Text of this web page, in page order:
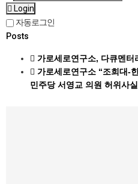
Login
자동로그인
Posts
가로세로연구소, 다큐멘
가로세로연구소 “조희대-
민주당 서영교 의원 허위사